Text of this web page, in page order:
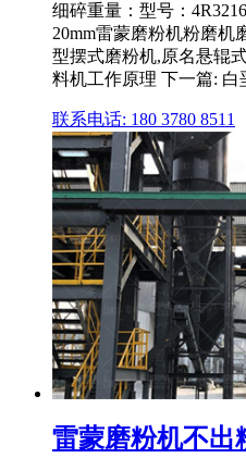
细碎重量：型号：
20mm雷蒙磨粉机粉磨机
型摆式磨粉机,原名悬辊
料机工作原理 下一篇: 白
联系电话: 180 3780 8511
雷蒙磨粉机不出